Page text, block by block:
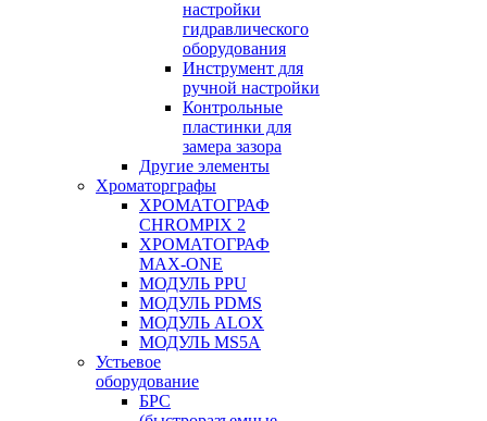
настройки
гидравлического
оборудования
Инструмент для
ручной настройки
Контрольные
пластинки для
замера зазора
Другие элементы
Хроматорграфы
ХРОМАТОГРАФ
CHROMPIX 2
ХРОМАТОГРАФ
MAX-ONE
МОДУЛЬ PPU
МОДУЛЬ PDMS
МОДУЛЬ ALOX
МОДУЛЬ MS5A
Устьевое
оборудование
БРС